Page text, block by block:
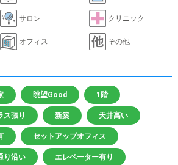
サロン クリニック
オフィス その他
眺望Good 1階
ス張り 新築 天井高い
セットアップオフィス
り沿い エレベーター有り